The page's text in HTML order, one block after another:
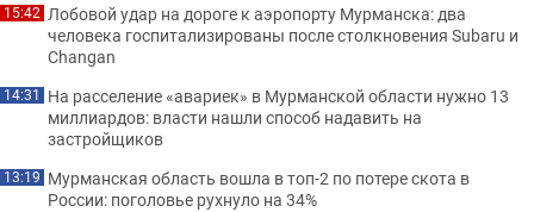
15:42 Лобовой удар на дороге к аэропорту Мурманска: два
человека госпитализированы после столкновения Subaru и
Changan
14:31 На расселение «авариек» в Мурманской области нужно 13
миллиардов: власти нашли способ надавить на
застройщиков
13:19 Мурманская область вошла в топ-2 по потере скота в
России: поголовье рухнуло на 34%